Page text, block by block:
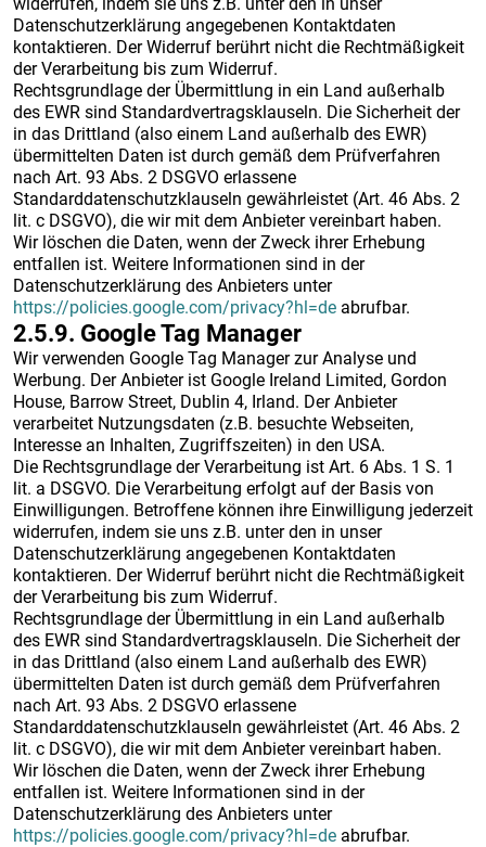
Datenschutzerklärung angegebenen Kontaktdaten
kontaktieren. Der Widerruf berührt nicht die Rechtmäßigkeit
der Verarbeitung bis zum Widerruf.
Rechtsgrundlage der Übermittlung in ein Land außerhalb
des EWR sind Standardvertragsklauseln. Die Sicherheit der
in das Drittland (also einem Land außerhalb des EWR)
übermittelten Daten ist durch gemäß dem Prüfverfahren
nach Art. 93 Abs. 2 DSGVO erlassene
Standarddatenschutzklauseln gewährleistet (Art. 46 Abs. 2
lit. c DSGVO), die wir mit dem Anbieter vereinbart haben.
Wir löschen die Daten, wenn der Zweck ihrer Erhebung
entfallen ist. Weitere Informationen sind in der
Datenschutzerklärung des Anbieters unter
https://policies.google.com/privacy?hl=de abrufbar.
2.5.9. ​Google Tag Manager​
Wir verwenden Google Tag Manager zur Analyse und
Werbung. Der Anbieter ist Google Ireland Limited, Gordon
House, Barrow Street, Dublin 4, Irland. Der Anbieter
verarbeitet Nutzungsdaten (z.B. besuchte Webseiten,
Interesse an Inhalten, Zugriffszeiten) in den USA.
Die Rechtsgrundlage der Verarbeitung ist Art. 6 Abs. 1 S. 1
lit. a DSGVO. Die Verarbeitung erfolgt auf der Basis von
Einwilligungen. Betroffene können ihre Einwilligung jederzeit
widerrufen, indem sie uns z.B. unter den in unser
Datenschutzerklärung angegebenen Kontaktdaten
kontaktieren. Der Widerruf berührt nicht die Rechtmäßigkeit
der Verarbeitung bis zum Widerruf.
Rechtsgrundlage der Übermittlung in ein Land außerhalb
des EWR sind Standardvertragsklauseln. Die Sicherheit der
in das Drittland (also einem Land außerhalb des EWR)
übermittelten Daten ist durch gemäß dem Prüfverfahren
nach Art. 93 Abs. 2 DSGVO erlassene
Standarddatenschutzklauseln gewährleistet (Art. 46 Abs. 2
lit. c DSGVO), die wir mit dem Anbieter vereinbart haben.
Wir löschen die Daten, wenn der Zweck ihrer Erhebung
entfallen ist. Weitere Informationen sind in der
Datenschutzerklärung des Anbieters unter
https://policies.google.com/privacy?hl=de abrufbar.